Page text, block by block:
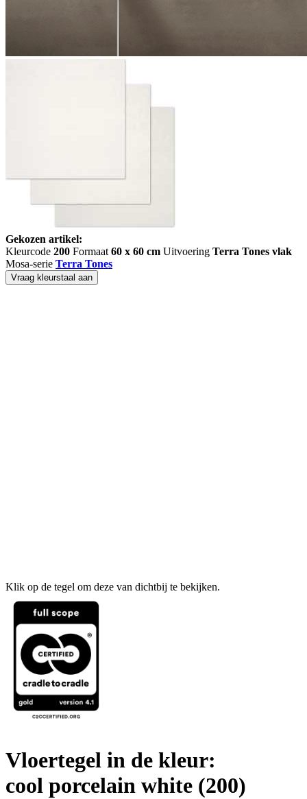
Gekozen artikel:
Kleurcode 200 Formaat 60 x 60 cm Uitvoering Terra Tones vlak
Mosa-serie Terra Tones
Vraag kleurstaal aan
Klik op de tegel om deze van dichtbij te bekijken.
Vloertegel in de kleur:
cool porcelain white (200)